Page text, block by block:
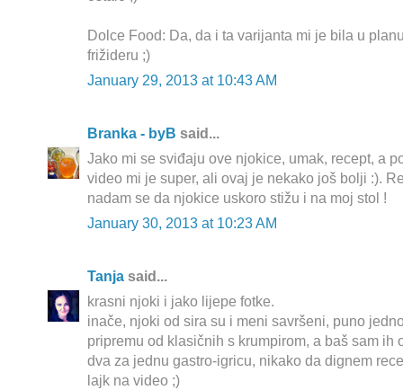
Dolce Food: Da, da i ta varijanta mi je bila u
frižideru ;)
January 29, 2013 at 10:43 AM
Branka - byB said...
Jako mi se sviđaju ove njokice, umak, recept, a
video mi je super, ali ovaj je nekako još bolji :).
nadam se da njokice uskoro stižu i na moj stol !
January 30, 2013 at 10:23 AM
Tanja said...
krasni njoki i jako lijepe fotke.
inače, njoki od sira su i meni savršeni, puno
pripremu od klasičnih s krumpirom, a baš sam ih
dva za jednu gastro-igricu, nikako da dignem
lajk na video ;)